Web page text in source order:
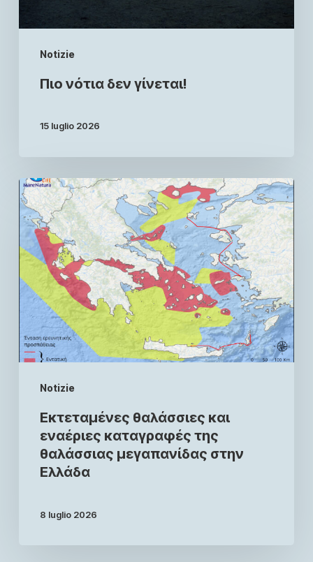
Notizie
Πιο νότια δεν γίνεται!
15 luglio 2026
Notizie
Εκτεταμένες θαλάσσιες και
εναέριες καταγραφές της
θαλάσσιας μεγαπανίδας στην
Ελλάδα
8 luglio 2026